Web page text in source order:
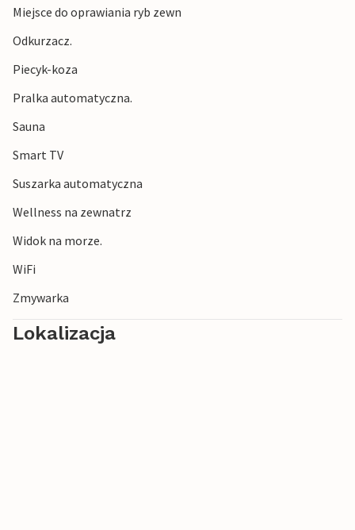
trolla, jest również pięknym miejscem, z którego można
podziwiać spektakularny widok na fiordy i jeziora.
Miejsce do oprawiania ryb zewn
Odkurzacz.
Piecyk-koza
Pralka automatyczna.
Sauna
Smart TV
Suszarka automatyczna
Wellness na zewnatrz
Widok na morze.
WiFi
Zmywarka
Lokalizacja